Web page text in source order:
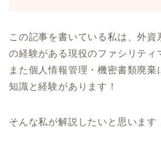
この記事を書いている私は、外資
の経験がある現役のファシリティ
また個人情報管理・機密書類廃棄
知識と経験があります！
そんな私が解説したいと思います